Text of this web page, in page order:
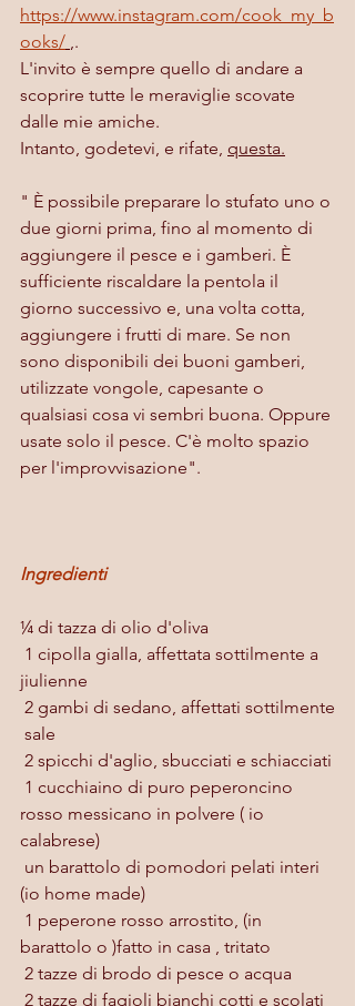
https://www.instagram.com/cook_my_b
ooks/ ,.
L'invito è sempre quello di andare a
scoprire tutte le meraviglie scovate
dalle mie amiche.
Intanto, godetevi, e rifate, questa.
" È possibile preparare lo stufato uno o
due giorni prima, fino al momento di
aggiungere il pesce e i gamberi. È
sufficiente riscaldare la pentola il
giorno successivo e, una volta cotta,
aggiungere i frutti di mare. Se non
sono disponibili dei buoni gamberi,
utilizzate vongole, capesante o
qualsiasi cosa vi sembri buona. Oppure
usate solo il pesce. C'è molto spazio
per l'improvvisazione".
Ingredienti
¼ di tazza di olio d'oliva
1 cipolla gialla, affettata sottilmente a
jiulienne
2 gambi di sedano, affettati sottilmente
sale
2 spicchi d'aglio, sbucciati e schiacciati
1 cucchiaino di puro peperoncino
rosso messicano in polvere ( io
calabrese)
un barattolo di pomodori pelati interi
(io home made)
1 peperone rosso arrostito, (in
barattolo o )fatto in casa , tritato
2 tazze di brodo di pesce o acqua
2 tazze di fagioli bianchi cotti e scolati